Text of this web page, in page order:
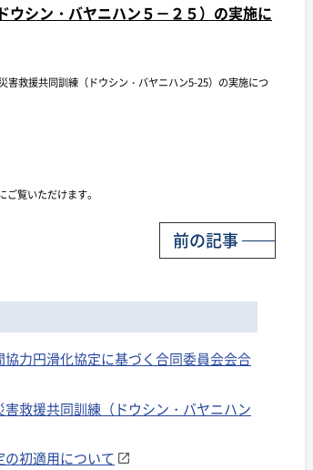
シン・バヤニハン５－２５）の実施に
救援共同訓練（ドウシン・バヤニハン5-25）の実施につ
覧いただけます。
前の記事
力円滑化協定に基づく合同委員会会合
救援共同訓練（ドウシン・バヤニハン
の初適用について